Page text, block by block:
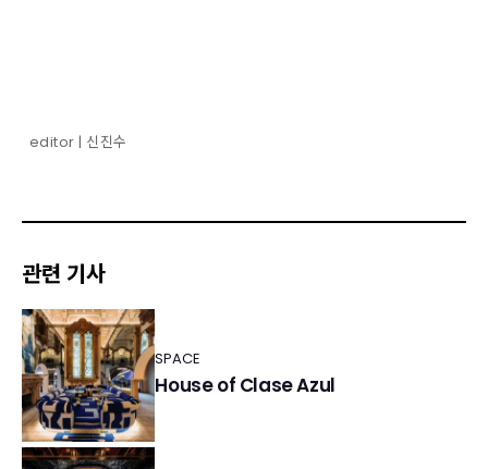
editor | 신진수
관련 기사
SPACE
House of Clase Azul